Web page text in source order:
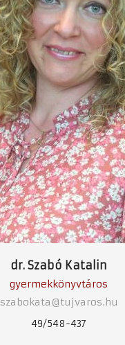
dr. Szabó Katalin
gyermekkönyvtáros
szabokata@tujvaros.hu
49/548-437